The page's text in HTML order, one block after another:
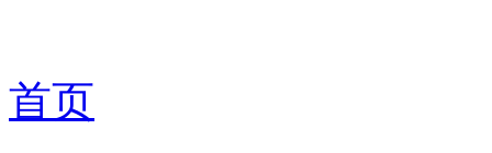
首页